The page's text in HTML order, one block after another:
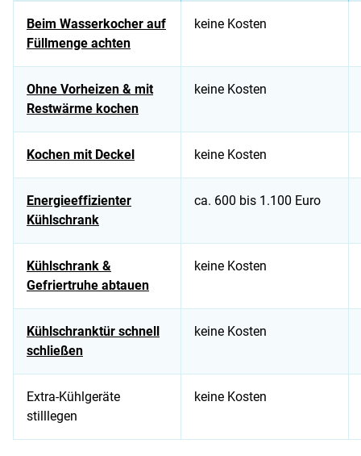
Beim Wasserkocher auf
Füllmenge achten
keine Kosten
Ohne Vorheizen & mit
Restwärme kochen
keine Kosten
Kochen mit Deckel keine Kosten
Energieeffizienter
Kühlschrank
ca. 600 bis 1.100 Euro
Kühlschrank &
Gefriertruhe abtauen
keine Kosten
Kühlschranktür schnell
schließen
keine Kosten
Extra-Kühlgeräte
stilllegen
keine Kosten